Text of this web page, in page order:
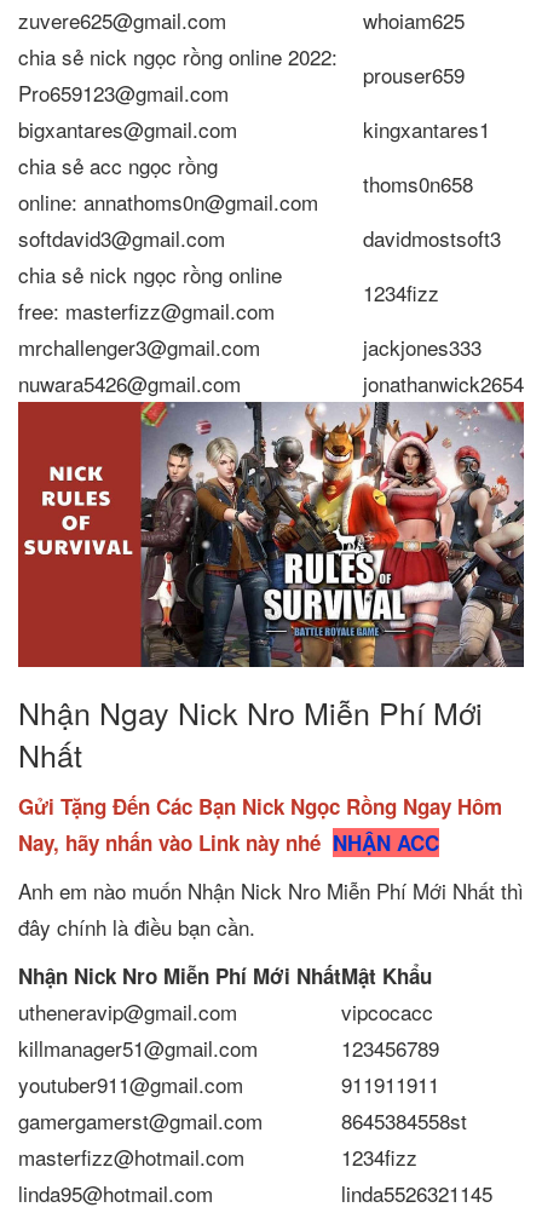
zuvere625@gmail.com
whoiam625
chia sẻ nick ngọc rồng online 2022:
Pro659123@gmail.com
prouser659
bigxantares@gmail.com
kingxantares1
chia sẻ acc ngọc rồng
online: annathoms0n@gmail.com
thoms0n658
softdavid3@gmail.com
davidmostsoft3
chia sẻ nick ngọc rồng online
free: masterfizz@gmail.com
1234fizz
mrchallenger3@gmail.com
jackjones333
nuwara5426@gmail.com
jonathanwick2654
Nhận Ngay Nick Nro Miễn Phí Mới
Nhất
Gửi Tặng Đến Các Bạn Nick Ngọc Rồng Ngay Hôm
Nay, hãy nhấn vào Link này nhé NHẬN ACC
Anh em nào muốn Nhận Nick Nro Miễn Phí Mới Nhất thì
đây chính là điều bạn cần.
Nhận Nick Nro Miễn Phí Mới NhấtMật Khẩu
utheneravip@gmail.com
vipcocacc
killmanager51@gmail.com
123456789
youtuber911@gmail.com
911911911
gamergamerst@gmail.com
8645384558st
masterfizz@hotmail.com
1234fizz
linda95@hotmail.com
linda5526321145